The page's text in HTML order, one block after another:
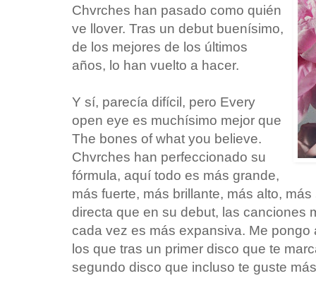
Chvrches han pasado como quién
ve llover. Tras un debut buenísimo,
de los mejores de los últimos
años, lo han vuelto a hacer.
Y sí, parecía difícil, pero Every
open eye es muchísimo mejor que
The bones of what you believe.
Chvrches han perfeccionado su
fórmula, aquí todo es más grande,
más fuerte, más brillante, más alto, más
directa que en su debut, las canciones
cada vez es más expansiva. Me
los que tras un primer disco que te
segundo disco que incluso te guste